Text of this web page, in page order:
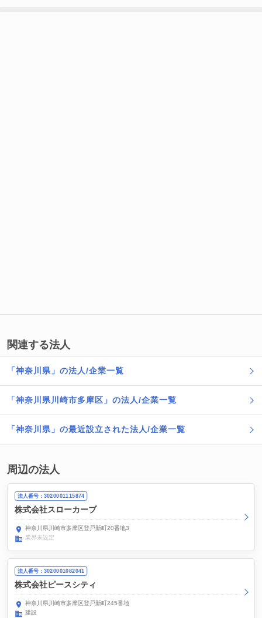
関連する法人
「神奈川県」の法人/企業一覧
「神奈川県川崎市多摩区」の法人/企業一覧
「神奈川県」の最近設立された法人/企業一覧
周辺の法人
法人番号：3020001115874
株式会社スローカーブ
神奈川県川崎市多摩区登戸新町20番地3
業界未設定
法人番号：3020001082041
株式会社ピースシティ
神奈川県川崎市多摩区登戸新町245番地
建設